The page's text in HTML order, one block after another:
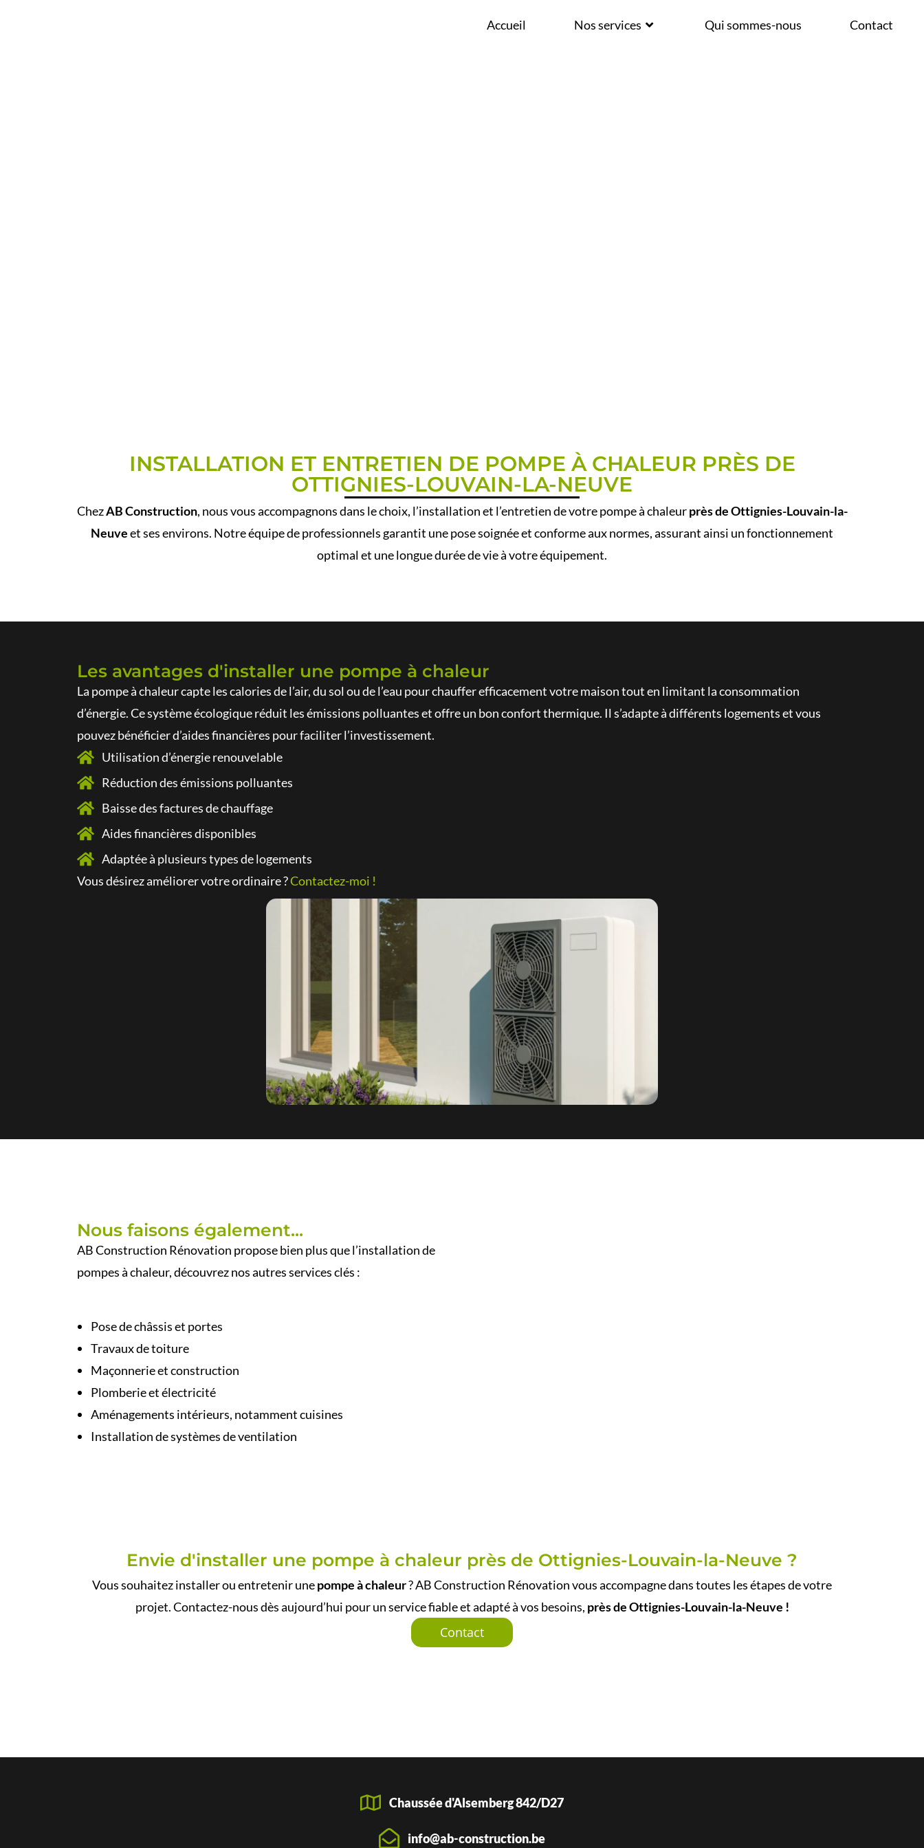
Accueil Nos services Qui sommes-nous Contact
INSTALLATEUR POMPE À CHALEUR PRÈS DE OTTIGNIES-
INSTALLATION ET ENTRETIEN DE POMPE À CHALEUR PRÈS DE
OTTIGNIES-LOUVAIN-LA-NEUVE
ChezAB Construction, nous vous accompagnons dans le choix, l’installation et l’entretien de votre pompe à chaleurprès de Ottignies-Louvain-la-
Neuveet ses environs. Notre équipe de professionnels garantit une pose soignée et conforme aux normes, assurant ainsi un fonctionnement
optimal et une longue durée de vie à votre équipement.
Les avantages d'installer une pompe à chaleur
La pompe à chaleur capte les calories de l’air, du sol ou de l’eau pour chauffer efficacement votre maison tout en limitant la consommation
d’énergie. Ce système écologique réduit les émissions polluantes et offre un bon confort thermique. Il s’adapte à différents logements et vous
pouvez bénéficier d’aides financières pour faciliter l’investissement.
Utilisation d’énergie renouvelable
Réduction des émissions polluantes
Baisse des factures de chauffage
Aides financières disponibles
Adaptée à plusieurs types de logements
Vous désirez améliorer votre ordinaire ?Contactez-moi !
Nous faisons également...
AB Construction Rénovation propose bien plus que l’installation de
pompes à chaleur, découvrez nos autres services clés :
Pose de châssis et portes
Travaux de toiture
Maçonnerie et construction
Plomberie et électricité
Aménagements intérieurs, notamment cuisines
Installation de systèmes de ventilation
Envie d'installer une pompe à chaleur près de Ottignies-Louvain-la-Neuve ?
Vous souhaitez installer ou entretenir unepompe à chaleur? AB Construction Rénovation vous accompagne dans toutes les étapes de votre
projet. Contactez-nous dès aujourd’hui pour un service fiable et adapté à vos besoins, près de Ottignies-Louvain-la-Neuve !
Contact
Chaussée d'Alsemberg 842/D27
info@ab-construction.be